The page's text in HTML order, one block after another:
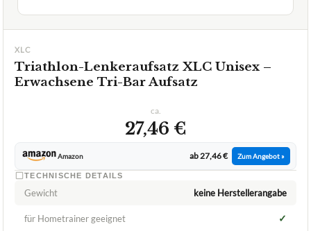
XLC
Triathlon-Lenkeraufsatz XLC Unisex –
Erwachsene Tri-Bar Aufsatz
ca.
27,46 €
Amazon ab 27,46 € Zum Angebot »
TECHNISCHE DETAILS
Gewicht keine Herstellerangabe
für Hometrainer geeignet ✓